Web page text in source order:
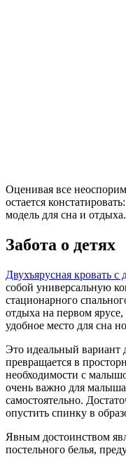
Оценивая все
остается
модель для сна и отдыха.
Забота о детях
Двухъярусная кровать
собой универсальную
стационарного
отдыха на первом ярусе,
удобное место для сна
Это идеальный вариант
превращается в
необходимости с
очень важно для
самостоятельно.
опустить спинку в
Явным достоинством
постельного белья,